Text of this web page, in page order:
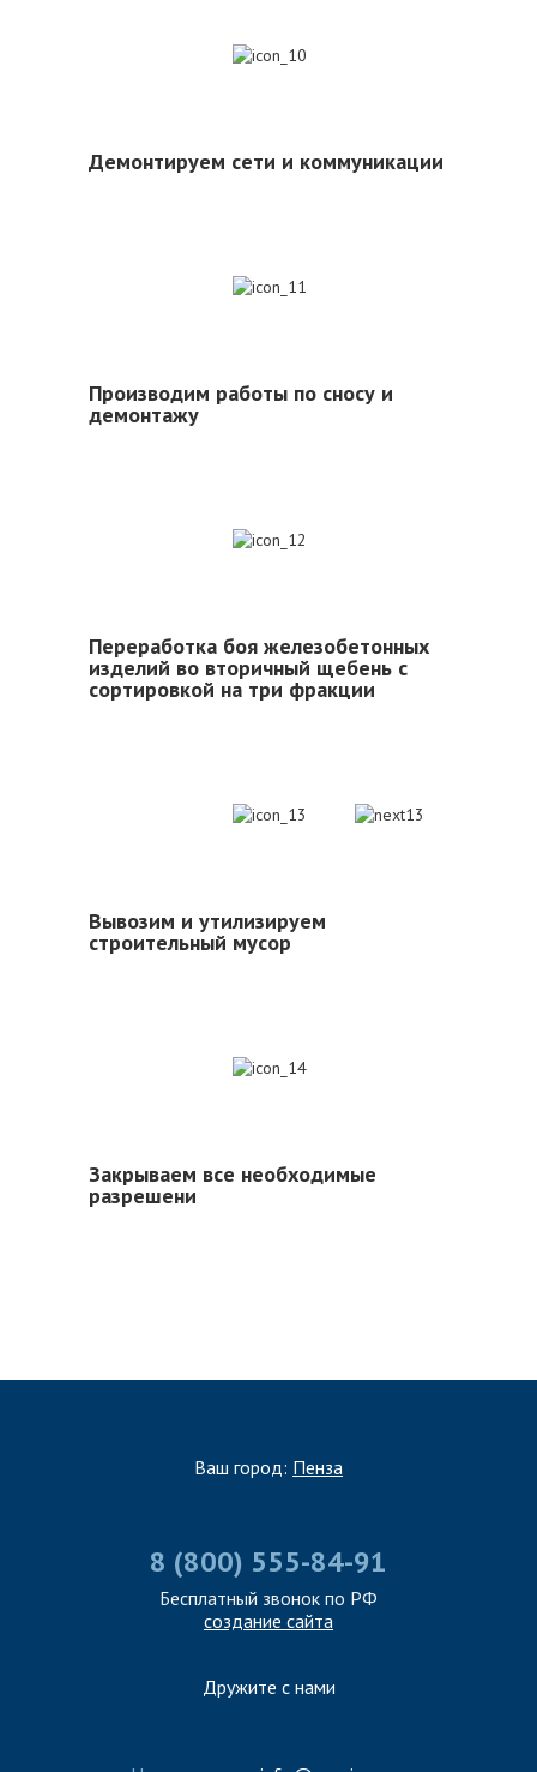
Демонтируем сети и коммуникации
Производим работы по сносу и
демонтажу
Переработка боя железобетонных
изделий во вторичный щебень с
сортировкой на три фракции
Вывозим и утилизируем
строительный мусор
Закрываем все необходимые
разрешени
Ваш город: Пенза
8 (800) 555-84-91
Бесплатный звонок по РФ
создание сайта
Дружите с нами